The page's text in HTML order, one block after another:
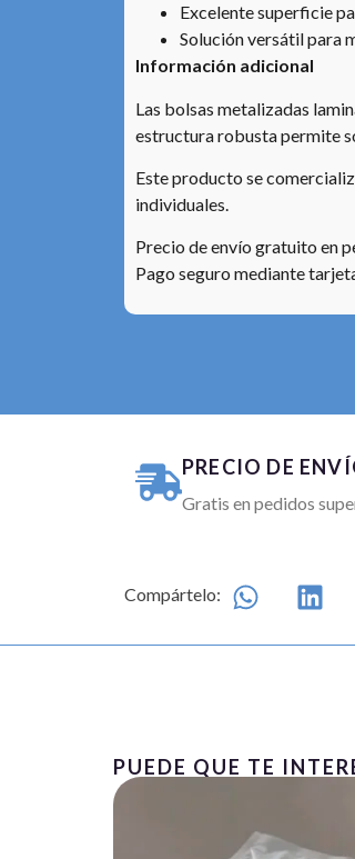
Excelente superficie
Solución versátil para
Información adicional
Las bolsas metalizadas
estructura robusta permite
Este producto se
individuales.
Precio de envío gratuito en
Pago seguro mediante
PRECIO DE
Gratis en pedidos
Compártelo:
PUEDE QUE TE